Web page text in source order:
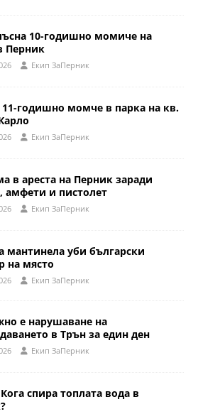
10-годишно момиче на
Перник
Eкип ЗаПерник
11-годишно момче в парка на кв.
Eкип ЗаПерник
в ареста на Перник заради
амфети и пистолет
Eкип ЗаПерник
мантинела уби български
на място
Eкип ЗаПерник
е нарушаване на
в Трън за един ден
Eкип ЗаПерник
спира топлата вода в